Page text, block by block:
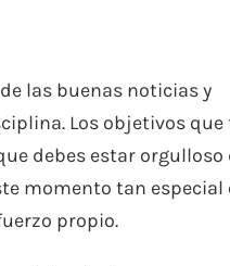
las buenas noticias y
Los objetivos que
debes estar orgulloso
momento tan especial
propio.